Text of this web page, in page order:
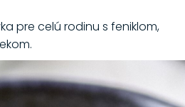
pre celú rodinu s feniklom,